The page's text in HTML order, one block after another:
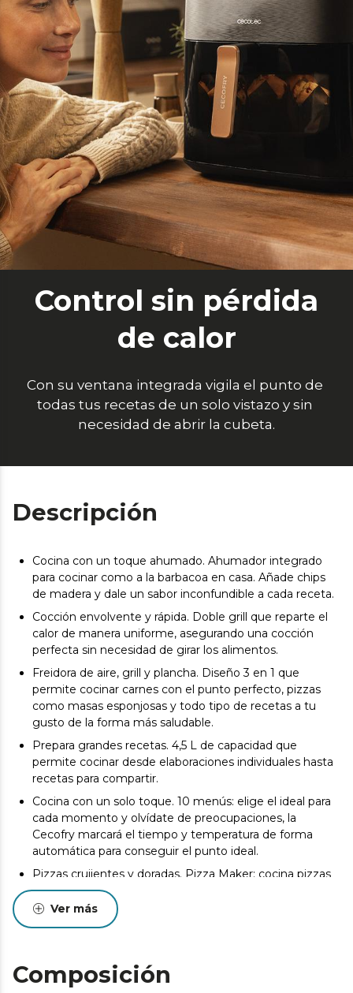
Control sin pérdida
de calor
Con su ventana integrada vigila el punto de
todas tus recetas de un solo vistazo y sin
necesidad de abrir la cubeta.
Descripción
Cocina con un toque ahumado. Ahumador integrado
para cocinar como a la barbacoa en casa. Añade chips
de madera y dale un sabor inconfundible a cada receta.
Cocción envolvente y rápida. Doble grill que reparte el
calor de manera uniforme, asegurando una cocción
perfecta sin necesidad de girar los alimentos.
Freidora de aire, grill y plancha. Diseño 3 en 1 que
permite cocinar carnes con el punto perfecto, pizzas
como masas esponjosas y todo tipo de recetas a tu
gusto de la forma más saludable.
Prepara grandes recetas. 4,5 L de capacidad que
permite cocinar desde elaboraciones individuales hasta
recetas para compartir.
Cocina con un solo toque. 10 menús: elige el ideal para
cada momento y olvídate de preocupaciones, la
Cecofry marcará el tiempo y temperatura de forma
automática para conseguir el punto ideal.
Pizzas crujientes y doradas. Pizza Maker: cocina pizzas
auténticas en su plancha y consigue masas únicas
crujientes y doradas.
Controla todo el proceso sin perder calor. Ventana de
necesidad de abrir la cubeta.
Recetas saludables al instante. 1900 W de potencia:
Ver más
Composición